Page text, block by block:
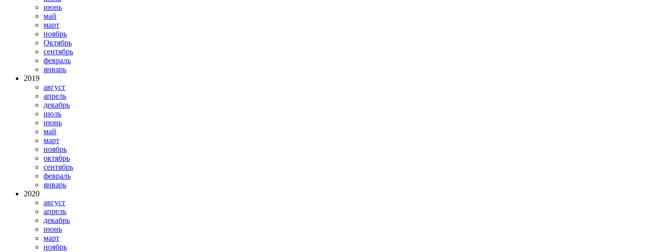
июнь
май
март
ноябрь
Октябрь
сентябрь
февраль
январь
2019
август
апрель
декабрь
июль
июнь
май
март
ноябрь
октябрь
сентябрь
февраль
январь
2020
август
апрель
декабрь
июнь
март
ноябрь